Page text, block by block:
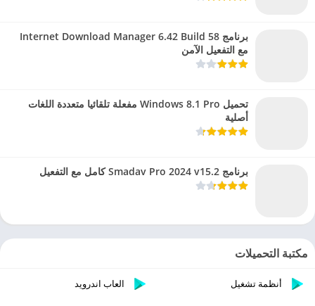
برنامج Internet Download Manager 6.42 Build 58
مع التفعيل الآمن
تحميل Windows 8.1 Pro مفعلة تلقائيا متعددة اللغات
أصلية
برنامج Smadav Pro 2024 v15.2 كامل مع التفعيل
مكتبة التحميلات
أنظمة تشغيل العاب اندرويد